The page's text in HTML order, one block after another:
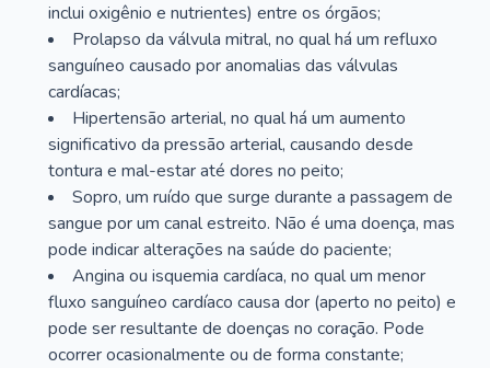
inclui oxigênio e nutrientes) entre os órgãos;
Prolapso da válvula mitral, no qual há um refluxo
sanguíneo causado por anomalias das válvulas
cardíacas;
Hipertensão arterial, no qual há um aumento
significativo da pressão arterial, causando desde
tontura e mal-estar até dores no peito;
Sopro, um ruído que surge durante a passagem de
sangue por um canal estreito. Não é uma doença, mas
pode indicar alterações na saúde do paciente;
Angina ou isquemia cardíaca, no qual um menor
fluxo sanguíneo cardíaco causa dor (aperto no peito) e
pode ser resultante de doenças no coração. Pode
ocorrer ocasionalmente ou de forma constante;